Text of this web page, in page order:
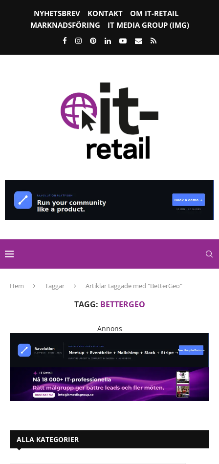
NYHETSBREV KONTAKT
OM IT-RETAIL
MARKNADSFÖRING
IT MEDIA GROUP (IMG)
Hem Taggar Artiklar taggade med "BetterGeo"
TAGG: BETTERGEO
Annons
ALLA KATEGORIER